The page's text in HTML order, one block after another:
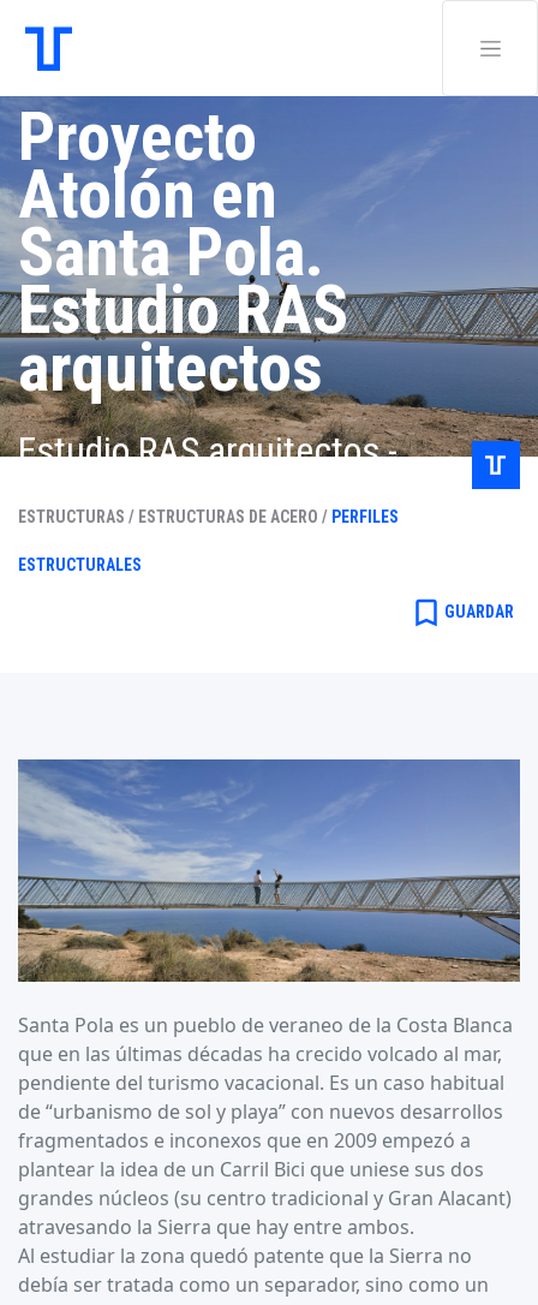
Proyecto
Atolón en
Santa Pola.
Estudio RAS
arquitectos
Estudio RAS arquitectos -
Prócoro Del Real
ESTRUCTURAS / ESTRUCTURAS DE ACERO / PERFILES
ESTRUCTURALES
bookmark_border GUARDAR
Santa Pola es un pueblo de veraneo de la Costa Blanca
que en las últimas décadas ha crecido volcado al mar,
pendiente del turismo vacacional. Es un caso habitual
de “urbanismo de sol y playa” con nuevos desarrollos
fragmentados e inconexos que en 2009 empezó a
plantear la idea de un Carril Bici que uniese sus dos
grandes núcleos (su centro tradicional y Gran Alacant)
atravesando la Sierra que hay entre ambos.
Al estudiar la zona quedó patente que la Sierra no
debía ser tratada como un separador, sino como un